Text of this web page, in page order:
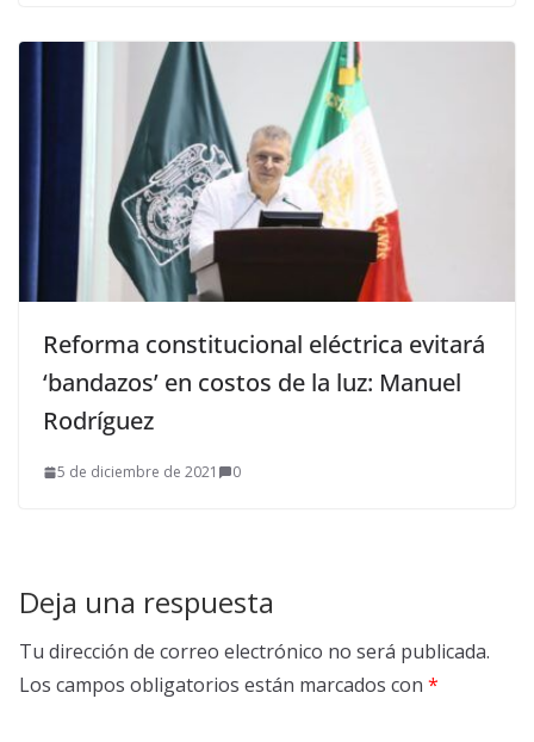
Reforma constitucional eléctrica evitará
‘bandazos’ en costos de la luz: Manuel
Rodríguez
5 de diciembre de 2021 0
Deja una respuesta
Tu dirección de correo electrónico no será publicada.
Los campos obligatorios están marcados con *